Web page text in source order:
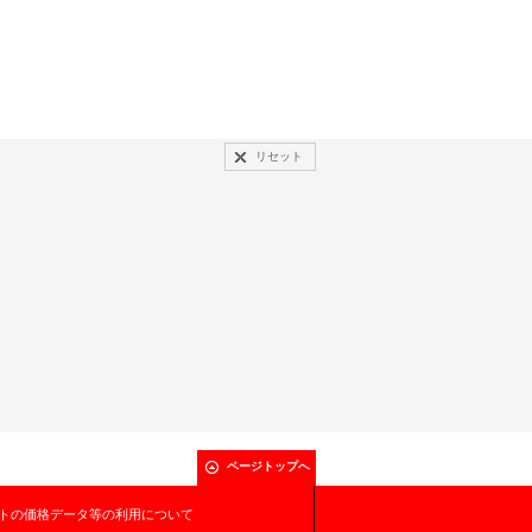
リセット
ページトップへ
の価格データ等の利用について